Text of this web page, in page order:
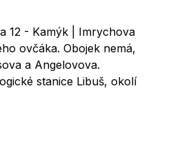
12 - Kamýk | Imrychova
ovčáka. Obojek nemá,
a Angelovova.
stanice Libuš, okolí